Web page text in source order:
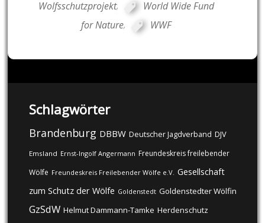
Wolfsschutzprojekt,
World Wide Fund
for Nature, WWF
Schlagwörter
Brandenburg DBBW Deutscher Jagdverband DJV
Emsland Ernst-Ingolf Angermann Freundeskreis freilebender
Wölfe Freundeskreis Freilebender Wölfe e.V. Gesellschaft
zum Schutz der Wölfe Goldenstedt Goldenstedter Wölfin
GzSdW Helmut Dammann-Tamke Herdenschutz